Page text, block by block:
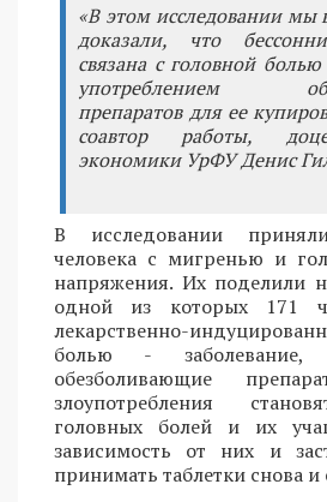
«В этом исследовании мы
доказали, что
связана с головной
употреблением
препаратов для ее
соавтор работы,
экономики УрФУ Денис
В исследовании
человека с мигренью и
напряжения. Их поделили
одной из которых 171
лекарственно-
болью -
обезболивающие
злоупотребления
головных болей и их
зависимость от них и
принимать таблетки снова и